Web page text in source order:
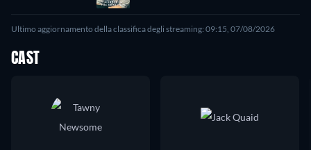
Ultimo aggiornamento della classifica degli streaming: 09:15, 07/08/2026
CAST